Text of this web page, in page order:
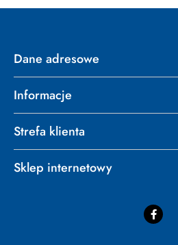
Dane adresowe
Informacje
Strefa klienta
Sklep internetowy